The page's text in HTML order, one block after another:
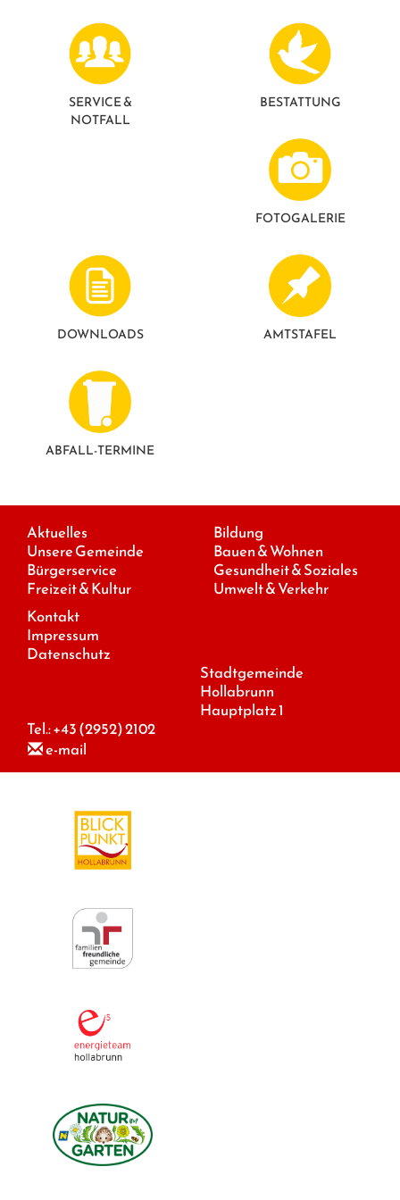
ANSPRECHPARTNER
GESUNDE GEMEINDE
SERVICE &
NOTFALL
BESTATTUNG
FOTO­GALERIE
DOWNLOADS AMTSTAFEL
ABFALL-TERMINE
Aktuelles
Unsere Gemeinde
Bürgerservice
Freizeit & Kultur
Bildung
Bauen & Wohnen
Gesundheit & Soziales
Umwelt & Verkehr
Kontakt
Impressum
Datenschutz
Stadtgemeinde
Hollabrunn
Hauptplatz 1
Tel.:+43 (2952) 2102
e-mail